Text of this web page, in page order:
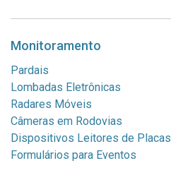
Monitoramento
Pardais
Lombadas Eletrônicas
Radares Móveis
Câmeras em Rodovias
Dispositivos Leitores de Placas
Formulários para Eventos